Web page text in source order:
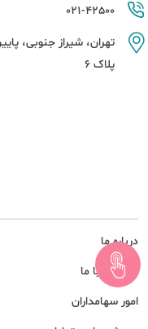
درباره ما
همکاری با ما
امور سهامداران
021-42500
پلاک 6